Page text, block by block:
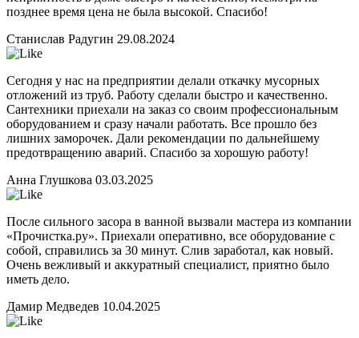
позднее время цена не была высокой. Спасибо!
Станислав Радугин 29.08.2024
Сегодня у нас на предприятии делали откачку мусорных
отложений из труб. Работу сделали быстро и качественно.
Сантехники приехали на заказ со своим профессиональным
оборудованием и сразу начали работать. Все прошло без
лишних заморочек. Дали рекомендации по дальнейшему
предотвращению аварий. Спасибо за хорошую работу!
Анна Глушкова 03.03.2025
После сильного засора в ванной вызвали мастера из компании
«Прочистка.ру». Приехали оперативно, все оборудование с
собой, справились за 30 минут. Слив заработал, как новый.
Очень вежливый и аккуратный специалист, приятно было
иметь дело.
Дамир Медведев 10.04.2025